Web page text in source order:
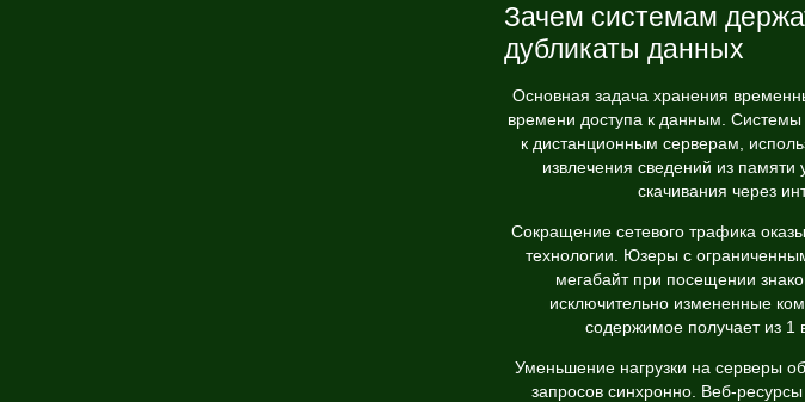
Зачем системам
дубликаты данных
Основная задача хранения
времени доступа к данным.
к дистанционным серверам,
извлечения сведений из памяти
скачивания через
Сокращение сетевого трафика
технологии. Юзеры с
мегабайт при посещении
исключительно измененные
содержимое получает из 1
Уменьшение нагрузки на серверы
запросов синхронно. Веб-